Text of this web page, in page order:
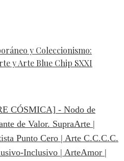
y Coleccionismo:
y Arte Blue Chip SXXI